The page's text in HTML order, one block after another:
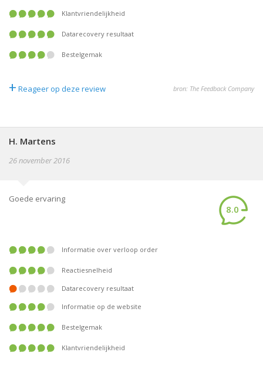
Klantvriendelijkheid
Datarecovery resultaat
Bestelgemak
+ Reageer op deze review bron: The Feedback Company
H. Martens
26 november 2016
Goede ervaring
8.0
Informatie over verloop order
Reactiesnelheid
Datarecovery resultaat
Informatie op de website
Bestelgemak
Klantvriendelijkheid